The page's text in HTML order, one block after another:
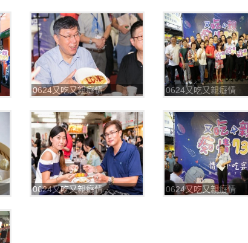
0624又吃又親癡情
0624又吃又親癡情
0624又吃又親癡情
0624又吃又親癡情